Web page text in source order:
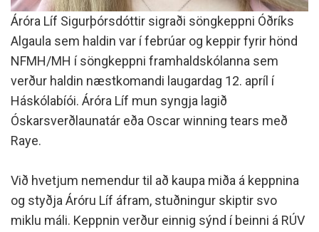
Áróra Líf Sigurþórsdóttir sigraði söngkeppni Óðríks
Algaula sem haldin var í febrúar og keppir fyrir hönd
NFMH/MH í söngkeppni framhaldskólanna sem
verður haldin næstkomandi laugardag 12. apríl í
Háskólabíói. Áróra Líf mun syngja lagið
Óskarsverðlaunatár eða Oscar winning tears með
Raye.
Við hvetjum nemendur til að kaupa miða á keppnina
og styðja Áróru Líf áfram, stuðningur skiptir svo
miklu máli. Keppnin verður einnig sýnd í beinni á RÚV